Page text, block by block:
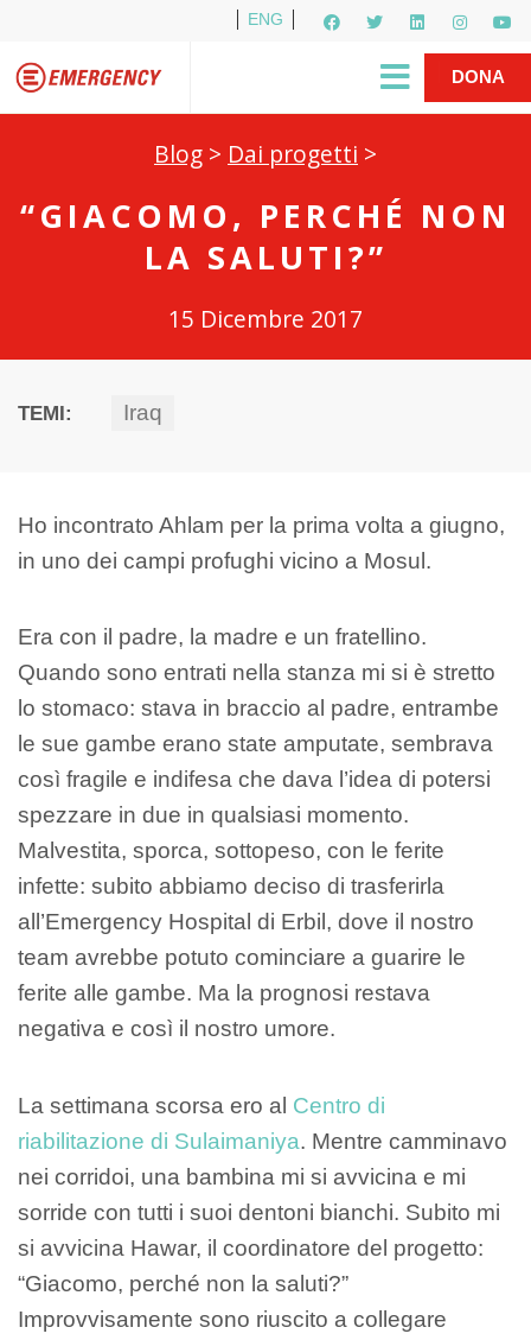
ENG
R1PUD1A
DONA
Blog > Dai progetti >
“GIACOMO, PERCHÉ NON
LA SALUTI?”
15 Dicembre 2017
TEMI: Iraq
Ho incontrato Ahlam per la prima volta a giugno,
in uno dei campi profughi vicino a Mosul.
Era con il padre, la madre e un fratellino.
Quando sono entrati nella stanza mi si è stretto
lo stomaco: stava in braccio al padre, entrambe
le sue gambe erano state amputate, sembrava
così fragile e indifesa che dava l’idea di potersi
spezzare in due in qualsiasi momento.
Malvestita, sporca, sottopeso, con le ferite
infette: subito abbiamo deciso di trasferirla
all’Emergency Hospital di Erbil, dove il nostro
team avrebbe potuto cominciare a guarire le
ferite alle gambe. Ma la prognosi restava
negativa e così il nostro umore.
La settimana scorsa ero al Centro di
riabilitazione di Sulaimaniya. Mentre camminavo
nei corridoi, una bambina mi si avvicina e mi
sorride con tutti i suoi dentoni bianchi. Subito mi
si avvicina Hawar, il coordinatore del progetto:
“Giacomo, perché non la saluti?”
Improvvisamente sono riuscito a collegare